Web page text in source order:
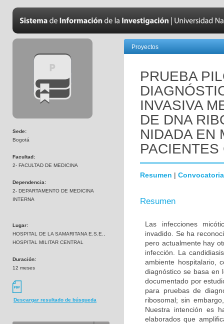
Sede:
Bogotá
Facultad:
2- FACULTAD DE MEDICINA
Dependencia:
2- DEPARTAMENTO DE MEDICINA
INTERNA
Lugar:
HOSPITAL DE LA SAMARITANA E.S.E.,
HOSPITAL MILITAR CENTRAL
Duración:
12 meses
Descargar resultado de búsqueda
Proyectos
PRUEBA
INVASIVA
DE DNA
NIDADA EN
Resumen | Convocatoria
Resumen
Las infecciones
invadido. Se ha
pero actualmente hay
infección. La
ambiente hospitalario,
diagnóstico se basa en
documentado por
para pruebas de
ribosomal; sin
Nuestra intención es
elaborados que